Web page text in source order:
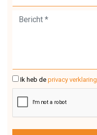
Ik heb de privacy verklaring